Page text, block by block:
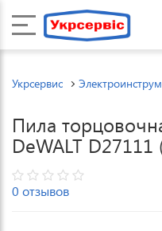
Укрсервис
Пила
DeWALT D27111
0 отзывов